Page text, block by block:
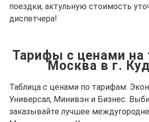
поездки, актульную стоимость
диспетчера!
Тарифы с ценами на
Москва в г.
Таблица с ценами по тарифам:
Универсал, Минивэн и Бизнес.
заказывайте лучшее